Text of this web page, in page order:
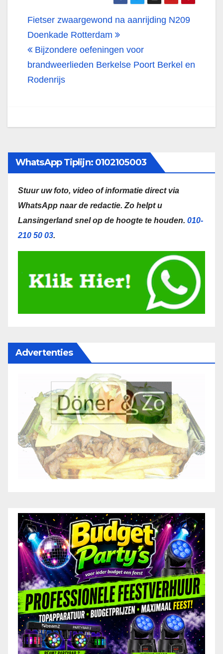
Bericht
navigatie
Fietser zwaargewond na aanrijding N209
Doenkade Rotterdam
Bijzondere oefeningen voor
brandweerlieden Berkelse Poort Berkel en
Rodenrijs
WhatsApp Tiplijn: 0102105003
Stuur uw foto, video of informatie direct via
WhatsApp naar de redactie. Zo helpt u
Lansingerland snel op de hoogte te houden. 010-
210 50 03.
Advertenties